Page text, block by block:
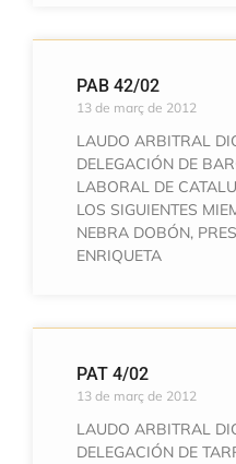
PAB 42/02
13 de març de 2012
LAUDO ARBITRAL
DELEGACIÓN DE
LABORAL DE
LOS SIGUIENTES
NEBRA DOBÓN,
ENRIQUETA
PAT 4/02
13 de març de 2012
LAUDO ARBITRAL
DELEGACIÓN DE